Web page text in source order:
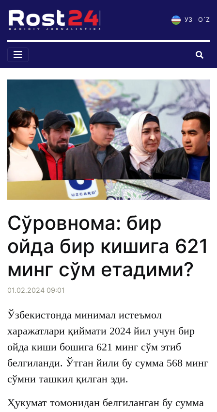
УЗ O`Z
Сўровнома: бир
ойда бир кишига 621
минг сўм етадими?
01.02.2024 09:01
Ўзбекистонда минимал истеъмол
харажатлари қиймати 2024 йил учун бир
ойда киши бошига 621 минг сўм этиб
белгиланди. Ўтган йили бу сумма 568 минг
сўмни ташкил қилган эди.
Ҳукумат томонидан белгиланган бу сумма